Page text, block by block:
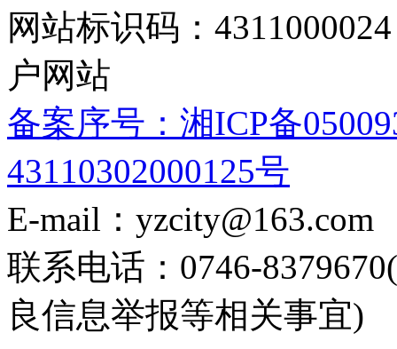
网站标识码：
户网站
备案序号：湘ICP备
43110302000125号
E-mail：yzcity@163.com
联系电话：0746-
良信息举报等相关事宜)